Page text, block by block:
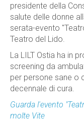
presidente della
salute delle donne
serata-evento
Teatro del Lido.
La LILT Ostia ha in
screening da
per persone sane o
decennale di cura.
Guarda l'evento
molte Vite